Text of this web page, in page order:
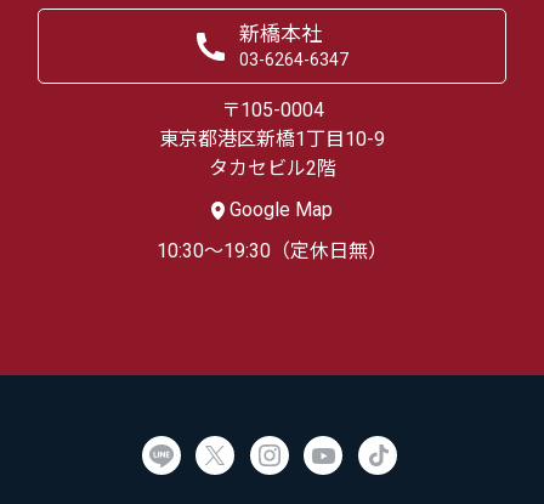
新橋本社
03-6264-6347
〒105-0004
東京都港区新橋1丁目10-9
タカセビル2階
Google Map
10:30～19:30（定休日無）